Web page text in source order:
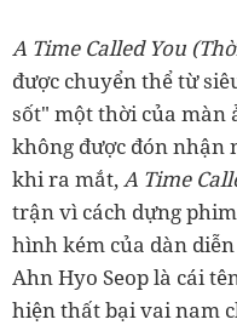
A Time Called You
được chuyển thể từ
sốt" một thời của màn
không được đón nhận
khi ra mắt,A Time
trận vì cách dựng
hình kém của dàn
Ahn Hyo Seop là cái
hiện thất bại vai nam